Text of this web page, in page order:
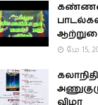
மே 15,
விழா